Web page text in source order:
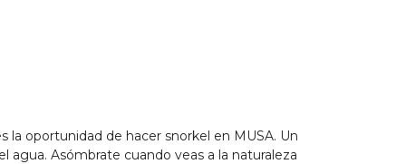
la oportunidad de hacer snorkel en MUSA. Un
Asómbrate cuando veas a la naturaleza